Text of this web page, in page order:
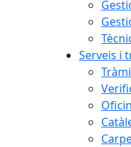
Serveis i